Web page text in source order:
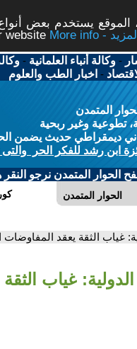
يستخدم بعض
website
More info - المزيد
-وكالة أنباء العلمانية -
- اخبار الطب والعلوم
المتمدن
تطوعية وغير ربحية
حديث يضمن
ابن رشد للفكر الحر والتى
الحوار المتمدن نرجو النقر
الحوار المتمدن
غياب الثقة يعقد المفاوضات
غياب